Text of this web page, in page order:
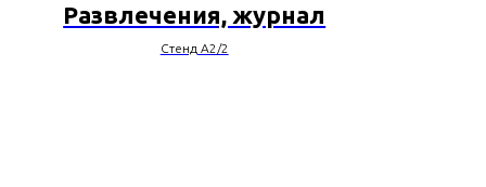
Развлечения, журнал
Стенд A2/2